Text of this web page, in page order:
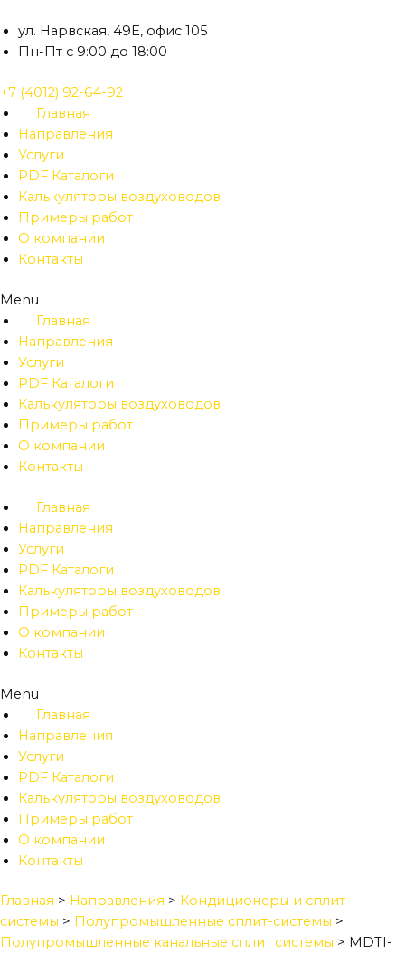
к
содержимому
ул. Нарвская, 49Е, офис 105
Пн-Пт с 9:00 до 18:00
+7 (4012) 92-64-92
Главная
Направления
Услуги
PDF Каталоги
Калькуляторы воздуховодов
Примеры работ
О компании
Контакты
Menu
Главная
Направления
Услуги
PDF Каталоги
Калькуляторы воздуховодов
Примеры работ
О компании
Контакты
Главная
Направления
Услуги
PDF Каталоги
Калькуляторы воздуховодов
Примеры работ
О компании
Контакты
Menu
Главная
Направления
Услуги
PDF Каталоги
Калькуляторы воздуховодов
Примеры работ
О компании
Контакты
Главная > Направления > Кондиционеры и сплит-
системы > Полупромышленные сплит-системы >
Полупромышленные канальные сплит системы > MDTI-